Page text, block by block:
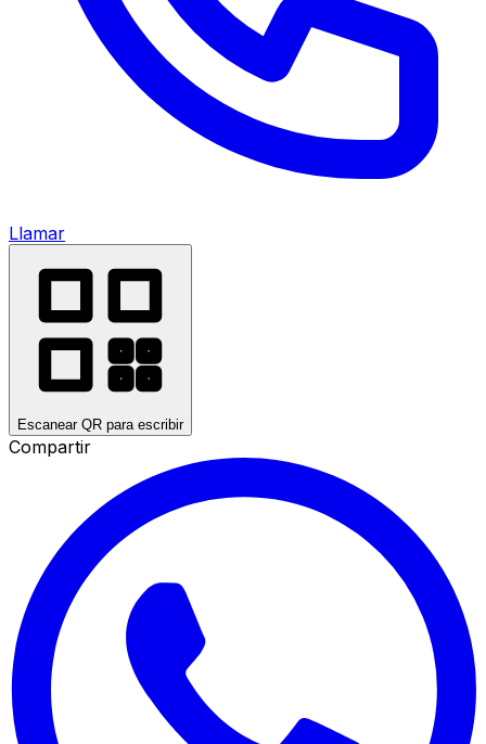
Llamar
Escanear QR para escribir
Compartir